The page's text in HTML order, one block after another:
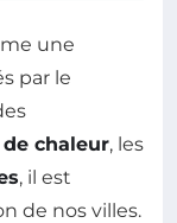
une
par le
chaleur, les
, il est
de nos villes.